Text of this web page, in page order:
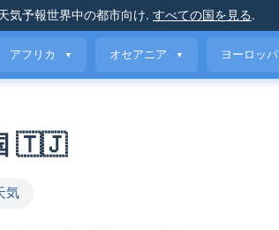
気予報世界中の都市向け. すべての国を見る.
アフリカ ▼ オセアニア ▼ ヨーロッパ
🇹🇯
気